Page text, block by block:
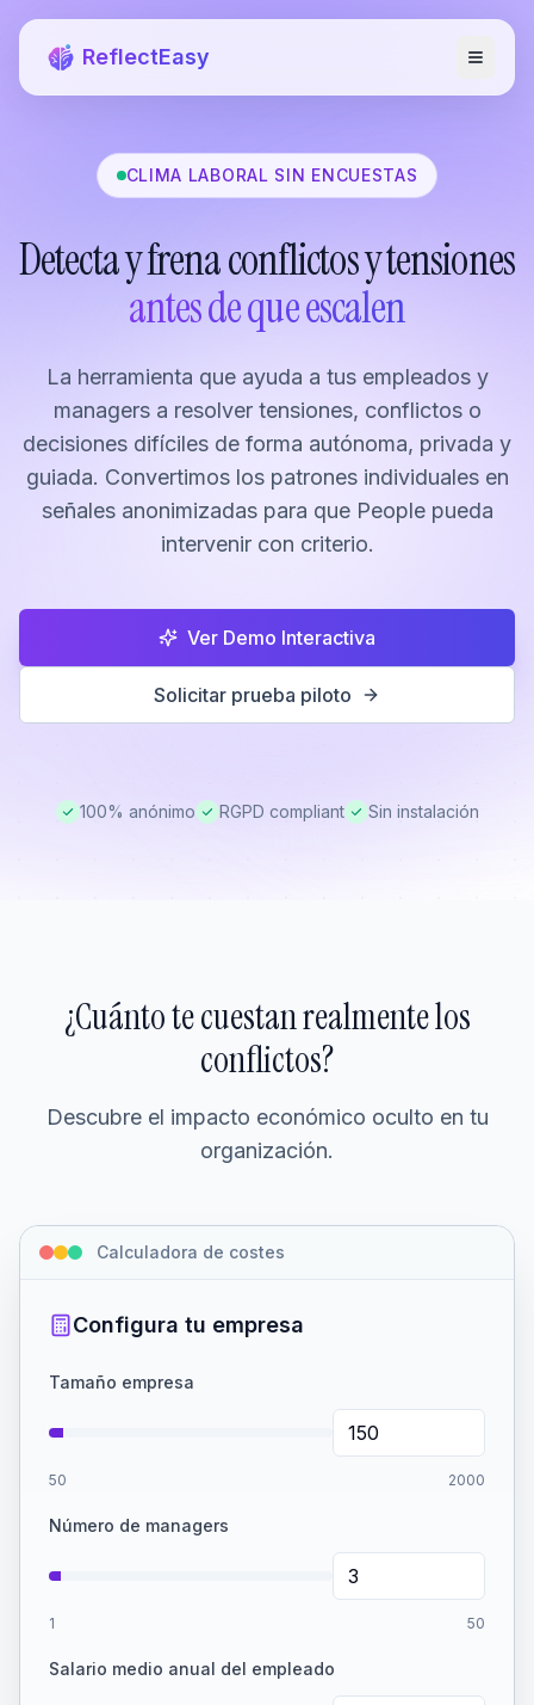
ReflectEasy
CLIMA LABORAL SIN ENCUESTAS
Detecta y frena conflictos y tensiones
antes de que escalen
La herramienta que ayuda a tus empleados y
managers a resolver tensiones, conflictos o
decisiones difíciles de forma autónoma, privada y
guiada. Convertimos los patrones individuales en
señales anonimizadas para que People pueda
intervenir con criterio.
Ver Demo Interactiva
Solicitar prueba piloto
100% anónimo RGPD compliant Sin instalación
¿Cuánto te cuestan realmente los
conflictos?
Descubre el impacto económico oculto en tu
organización.
Calculadora de costes
Configura tu empresa
Tamaño empresa
50 2000
Número de managers
1 50
Salario medio anual del empleado